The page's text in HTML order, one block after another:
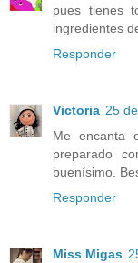
pues tienes
ingredientes
Responder
Victoria 25
Me encanta
preparado
buenísimo.
Responder
Miss Migas